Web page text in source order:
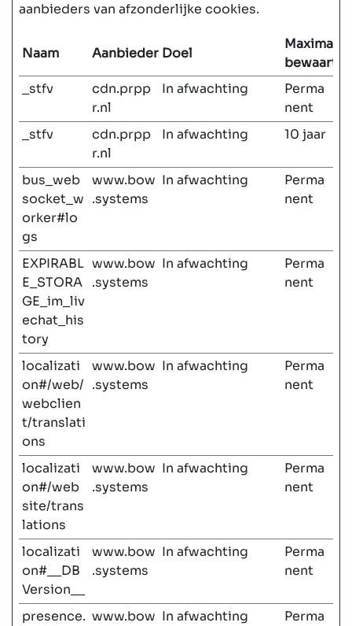
aanbieders van afzonderlijke cookies.
Naam Aanbieder Doel
Maximale
_stfv
cdn.prpp
r.nl
In afwachting
Perma
nent
_stfv
cdn.prpp
r.nl
In afwachting 10 jaar
bus_web
socket_w
orker#lo
gs
www.bow
.systems
In afwachting
Perma
nent
EXPIRABL
E_STORA
GE_im_liv
echat_his
tory
www.bow
.systems
In afwachting
Perma
nent
localizati
on#/web/
webclien
t/translati
ons
www.bow
.systems
In afwachting
Perma
nent
localizati
on#/web
site/trans
lations
www.bow
.systems
In afwachting
Perma
nent
localizati
on#__DB
Version__
www.bow
.systems
In afwachting
Perma
nent
presence. www.bow In afwachting
Perma